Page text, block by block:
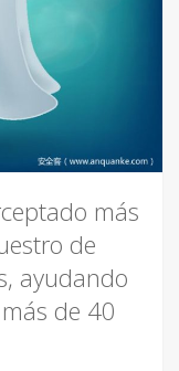
más
de
ayudando
de 40